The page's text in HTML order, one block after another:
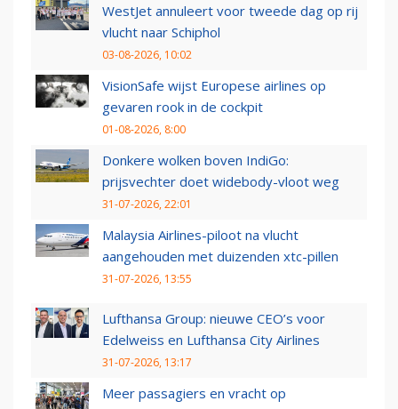
WestJet annuleert voor tweede dag op rij
vlucht naar Schiphol
03-08-2026, 10:02
VisionSafe wijst Europese airlines op
gevaren rook in de cockpit
01-08-2026, 8:00
Donkere wolken boven IndiGo:
prijsvechter doet widebody-vloot weg
31-07-2026, 22:01
Malaysia Airlines-piloot na vlucht
aangehouden met duizenden xtc-pillen
31-07-2026, 13:55
Lufthansa Group: nieuwe CEO’s voor
Edelweiss en Lufthansa City Airlines
31-07-2026, 13:17
Meer passagiers en vracht op